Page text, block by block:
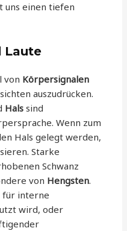
uns einen tiefen
Laute
von Körpersignalen
auszudrücken.
Hals sind
Wenn zum
Hals gelegt werden,
Starke
Schwanz
von Hengsten.
für interne
wird, oder